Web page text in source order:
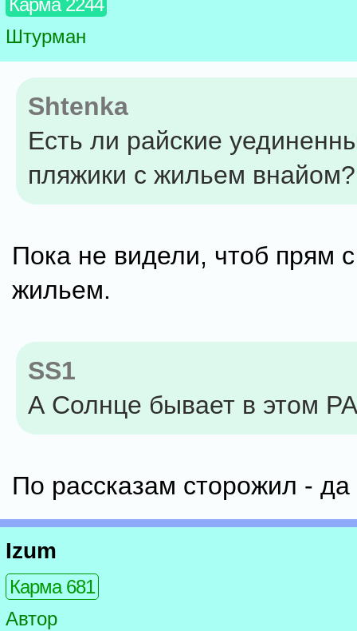
Карма 2244
Штурман
Shtenka
Есть ли райские
пляжики с жильем внайом?
Пока не видели, чтоб прям
жильем.
SS1
А Солнце бывает в этом
По рассказам сторожил - да
Izum
Карма 681
Автор